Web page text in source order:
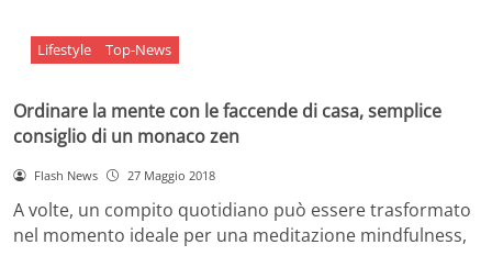
Lifestyle Top-News
Ordinare la mente con le faccende di casa, semplice
consiglio di un monaco zen
Flash News 27 Maggio 2018
A volte, un compito quotidiano può essere trasformato
nel momento ideale per una meditazione mindfulness,